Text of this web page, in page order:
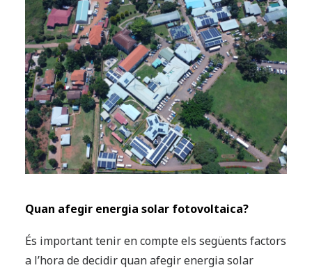
Quan afegir energia solar fotovoltaica?
És important tenir en compte els següents factors
a l’hora de decidir quan afegir energia solar